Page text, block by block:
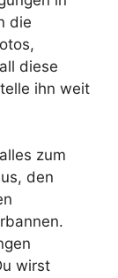
die
diese
ihn weit
zum
den
wirst